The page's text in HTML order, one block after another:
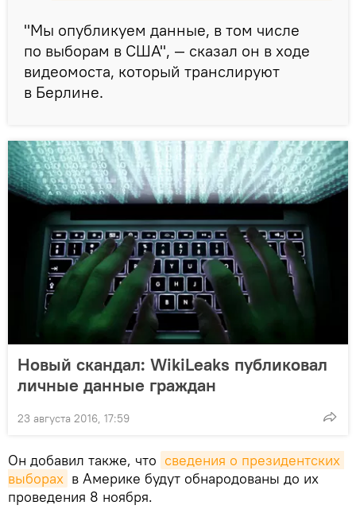
"Мы опубликуем данные, в том числе
по выборам в США", — сказал он в ходе
видеомоста, который транслируют
в Берлине.
Новый скандал: WikiLeaks публиковал
личные данные граждан
23 августа 2016, 17:59
Он добавил также, что сведения о президентских
выборах в Америке будут обнародованы до их
проведения 8 ноября.